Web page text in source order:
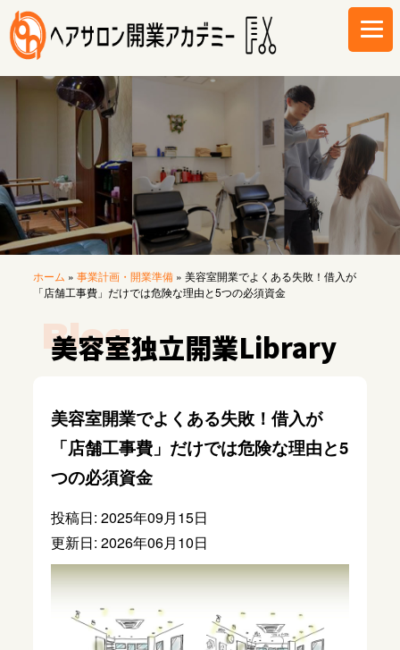
ホーム » 事業計画・開業準備 » 美容室開業でよくある失敗！借入が
「店舗工事費」だけでは危険な理由と5つの必須資金
美容室独立開業Library
美容室開業でよくある失敗！借入が
「店舗工事費」だけでは危険な理由と5
つの必須資金
投稿日: 2025年09月15日
更新日: 2026年06月10日